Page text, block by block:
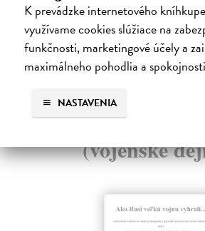
K prevádzke internetového
využívame cookies slúžiace na
funkčnosti, marketingové účely a
maximálneho pohodlia a
NASTAVENIA
32,85 € ?
Ďalšie z
(vojenské